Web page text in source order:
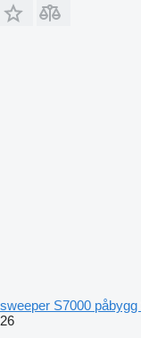
sweeper S7000
26